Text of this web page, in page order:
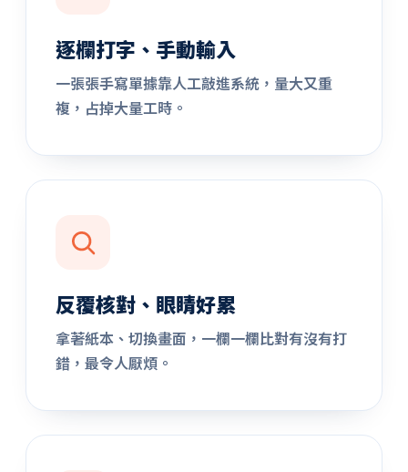
逐欄打字、手動輸入
一張張手寫單據靠人工敲進系統，量大又重
複，占掉大量工時。
反覆核對、眼睛好累
拿著紙本、切換畫面，一欄一欄比對有沒有打
錯，最令人厭煩。